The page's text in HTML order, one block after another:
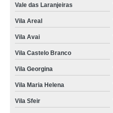
Vale das Laranjeiras
Vila Areal
Vila Avai
Vila Castelo Branco
Vila Georgina
Vila Maria Helena
Vila Sfeir